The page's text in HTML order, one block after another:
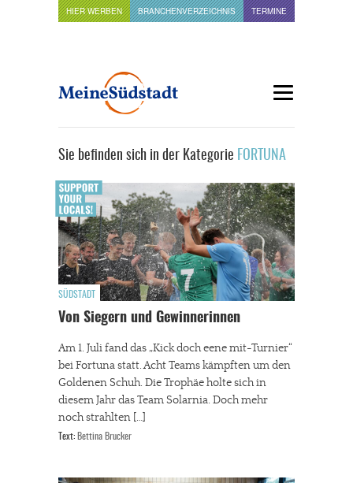
HIER WERBEN BRANCHENVERZEICHNIS TERMINE
Sie befinden sich in der Kategorie FORTUNA
SÜDSTADT
Von Siegern und Gewinnerinnen
Am 1. Juli fand das „Kick doch eene mit-Turnier“
bei Fortuna statt. Acht Teams kämpften um den
Goldenen Schuh. Die Trophäe holte sich in
diesem Jahr das Team Solarnia. Doch mehr
noch strahlten […]
Text: Bettina Brucker